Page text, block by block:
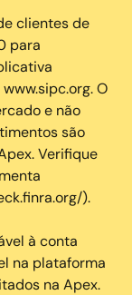
clientes de
para
O
e não
são
Verifique
).
à conta
na plataforma
na Apex.